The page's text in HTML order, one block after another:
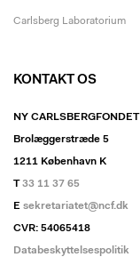
Carlsberg Laboratorium
KONTAKT OS
NY CARLSBERGFONDET
Brolæggerstræde 5
1211 København K
T33 11 37 65
E sekretariatet@ncf.dk
CVR: 54065418
Databeskyttelsespolitik